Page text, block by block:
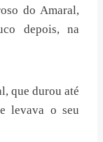
do Amaral,
depois, na
que durou até
levava o seu